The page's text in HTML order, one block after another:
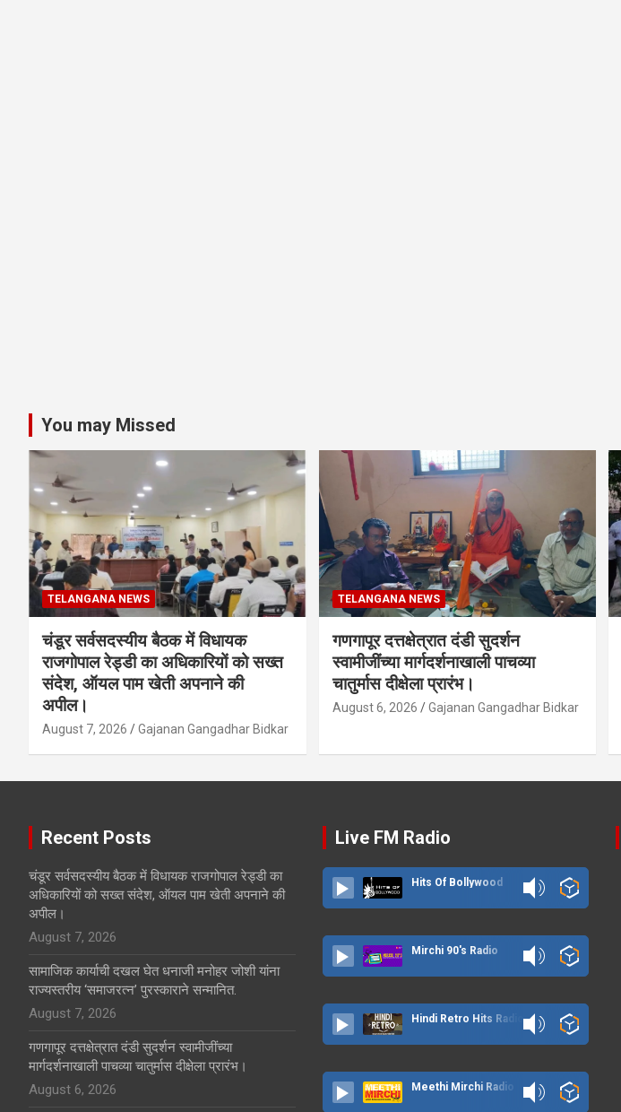
You may Missed
TELANGANA NEWS
चंडूर सर्वसदस्यीय बैठक में विधायक
राजगोपाल रेड्डी का अधिकारियों को सख्त
संदेश, ऑयल पाम खेती अपनाने की
अपील।
August 7, 2026 Gajanan Gangadhar Bidkar
TELANGANA NEWS
गणगापूर दत्तक्षेत्रात दंडी सुदर्शन
स्वामीजींच्या मार्गदर्शनाखाली पाचव्या
चातुर्मास दीक्षेला प्रारंभ।
August 6, 2026 Gajanan Gangadhar Bidkar
Recent Posts
चंडूर सर्वसदस्यीय बैठक में विधायक राजगोपाल रेड्डी का
अधिकारियों को सख्त संदेश, ऑयल पाम खेती अपनाने की
अपील।
August 7, 2026
सामाजिक कार्याची दखल घेत धनाजी मनोहर जोशी यांना
राज्यस्तरीय ‘समाजरत्न’ पुरस्काराने सन्मानित.
August 7, 2026
गणगापूर दत्तक्षेत्रात दंडी सुदर्शन स्वामीजींच्या
मार्गदर्शनाखाली पाचव्या चातुर्मास दीक्षेला प्रारंभ।
August 6, 2026
Live FM Radio
Hits Of Bollywood
Mirchi 90's Radio
Hindi Retro Hits Radio
Meethi Mirchi Radio